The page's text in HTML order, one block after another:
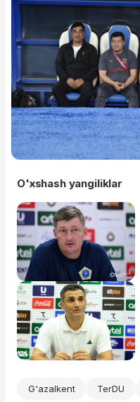
O'xshash yangiliklar
G'azalkent TerDU